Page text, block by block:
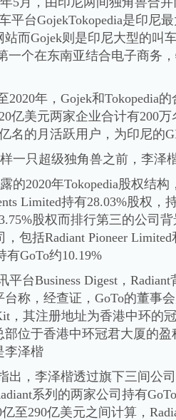
平台GojekTokopedia是印尼
而Gojek则是印尼大型的叫
一个在东南亚结合电子商务
2020年，Gojek和Tokopedia
亿美元两家企业合计有200
名的月活跃用户，为印尼的
一只超级独角兽之前，李泽
的2020年Tokopedia股权结
Limited持有28.03%股权，
股权而排行第三的公司
，包括Radiant Pioneer
GoTo约10.19%
平台Business Digest，
称，经查证，GoTo的董事
，其注册地址为香港中环的
位于香港中环冠君大厦的
李泽楷
出，李泽楷透过旗下三间公
系列的两家公司持有
至290亿美元之间计算，